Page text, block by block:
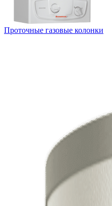
Проточные газовые колонки